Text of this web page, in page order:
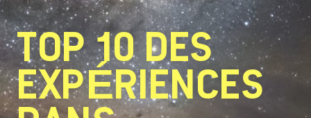
TOP 10 DES
EXPÉRIENCES